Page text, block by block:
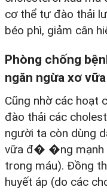
cơ thể tự đào thải
béo phì, giảm cân
Phòng chống
ngăn ngừa xơ
Cũng nhờ các hoạt
đào thải các
người ta còn dùng
vữa đ� �ng mạnh
trong máu). Đồng
huyết áp (do các